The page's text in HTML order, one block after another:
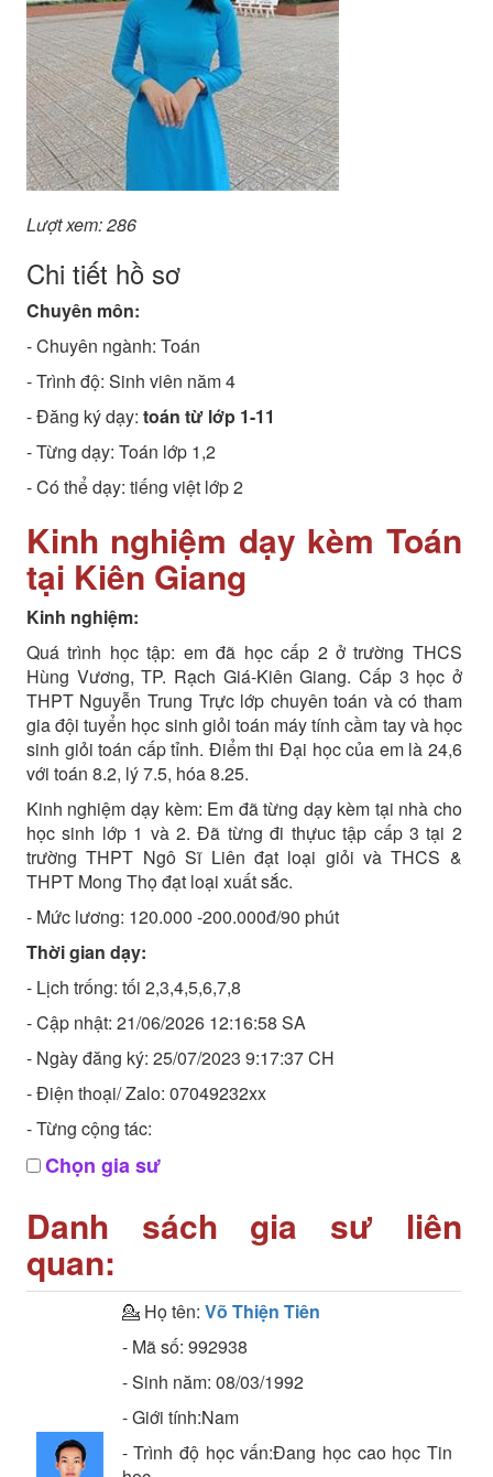
Lượt xem: 286
Chi tiết hồ sơ
Chuyên môn:
- Chuyên ngành: Toán
- Trình độ: Sinh viên năm 4
- Đăng ký dạy: toán từ lớp 1-11
- Từng dạy: Toán lớp 1,2
- Có thể dạy: tiếng việt lớp 2
Kinh nghiệm dạy kèm Toán
tại Kiên Giang
Kinh nghiệm:
Quá trình học tập: em đã học cấp 2 ở trường THCS
Hùng Vương, TP. Rạch Giá-Kiên Giang. Cấp 3 học ở
THPT Nguyễn Trung Trực lớp chuyên toán và có tham
gia đội tuyển học sinh giỏi toán máy tính cầm tay và học
sinh giỏi toán cấp tỉnh. Điểm thi Đại học của em là 24,6
với toán 8.2, lý 7.5, hóa 8.25.
Kinh nghiệm dạy kèm: Em đã từng dạy kèm tại nhà cho
học sinh lớp 1 và 2. Đã từng đi thựuc tập cấp 3 tại 2
trường THPT Ngô Sĩ Liên đạt loại giỏi và THCS &
THPT Mong Thọ đạt loại xuất sắc.
- Mức lương: 120.000 -200.000đ/90 phút
Thời gian dạy:
- Lịch trống: tối 2,3,4,5,6,7,8
- Cập nhật: 21/06/2026 12:16:58 SA
- Ngày đăng ký: 25/07/2023 9:17:37 CH
- Điện thoại/ Zalo: 07049232xx
- Từng cộng tác:
Chọn gia sư
Danh sách gia sư liên
quan:
💁 Họ tên: Võ Thiện Tiên
- Mã số: 992938
- Sinh năm: 08/03/1992
- Giới tính:Nam
- Trình độ học vấn:Đang học cao học Tin